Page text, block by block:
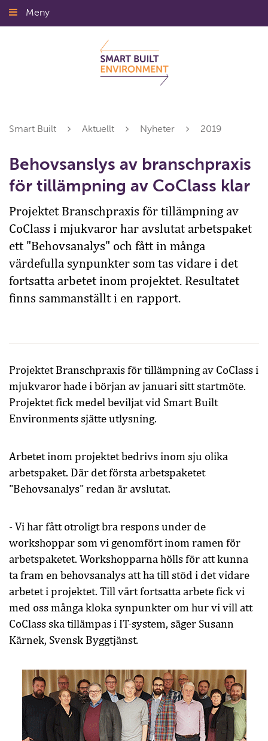
Gå
till
Meny
Smart Built Aktuellt Nyheter 2019
Behovsanslys av branschpraxis
för tillämpning av CoClass klar
Projektet Branschpraxis för tillämpning av
CoClass i mjukvaror har avslutat arbetspaket
ett "Behovsanalys" och fått in många
värdefulla synpunkter som tas vidare i det
fortsatta arbetet inom projektet. Resultatet
finns sammanställt i en rapport.
Projektet Branschpraxis för tillämpning av CoClass i
mjukvaror hade i början av januari sitt startmöte.
Projektet fick medel beviljat vid Smart Built
Environments sjätte utlysning.
Arbetet inom projektet bedrivs inom sju olika
arbetspaket. Där det första arbetspaketet
"Behovsanalys" redan är avslutat.
-Vi har fått otroligt bra respons under de
workshoppar som vi genomfört inom ramen för
arbetspaketet. Workshopparna hölls för att kunna
ta fram en behovsanalys att ha till stöd i det vidare
arbetet i projektet. Till vårt fortsatta arbete fick vi
med oss många kloka synpunkter om hur vi vill att
CoClassska tillämpas i IT-system, säger Susann
Kärnek, Svensk Byggtjänst.